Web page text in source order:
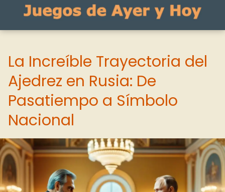
La Increíble Trayectoria del
Ajedrez en Rusia: De
Pasatiempo a Símbolo
Nacional